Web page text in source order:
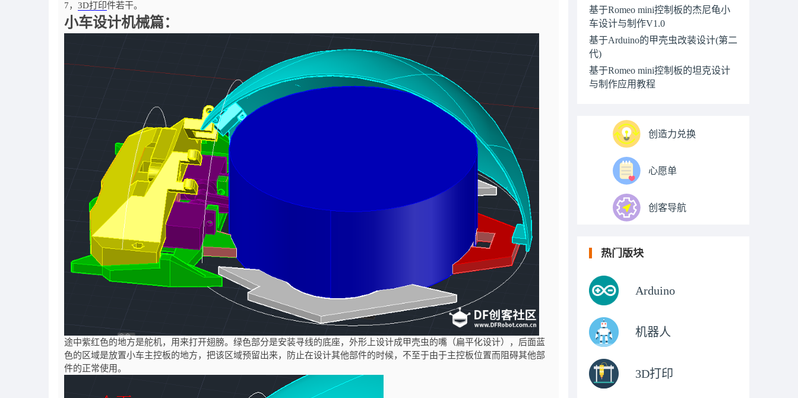
7， 3D打印件若干。
小车设计机械篇：
途中紫红色的地方是舵机，用来打开翅膀。绿色部分是安装寻线的底座，外形上设计成甲壳虫的嘴（扁平化设计），后面蓝
色的区域是放置小车主控板的地方，把该区域预留出来，防止在设计其他部件的时候，不至于由于主控板位置而阻碍其他部
件的正常使用。
基于Romeo mini控制板的杰尼龟小
车设计与制作V1.0
基于Arduino的甲壳虫改装设计(第二
代)
基于Romeo mini控制板的坦克设计
与制作应用教程
创造力兑换
心愿单
创客导航
热门版块
Arduino
机器人
3D打印